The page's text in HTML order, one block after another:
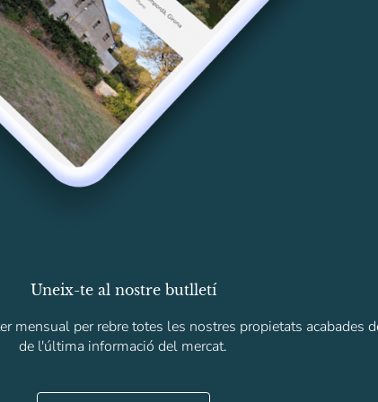
Uneix-te al nostre butlletí
mensual per rebre totes les nostres propietats acabades
de l'última informació del mercat.